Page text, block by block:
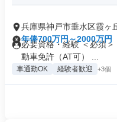
兵庫県神戸市垂水区霞ヶ
年俸700万円～2000万円
必要資格・経験 ＜必須
動車免許（AT可） ...
車通勤OK 経験者歓迎 +3個